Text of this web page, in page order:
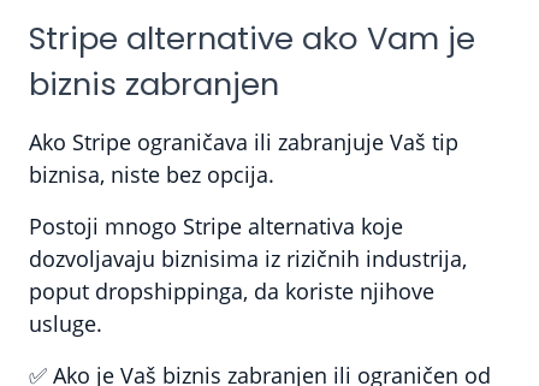
Stripe alternative ako Vam je
biznis zabranjen
Ako Stripe ograničava ili zabranjuje Vaš tip
biznisa, niste bez opcija.
Postoji mnogo Stripe alternativa koje
dozvoljavaju biznisima iz rizičnih industrija,
poput dropshippinga, da koriste njihove
usluge.
✅ Ako je Vaš biznis zabranjen ili ograničen od